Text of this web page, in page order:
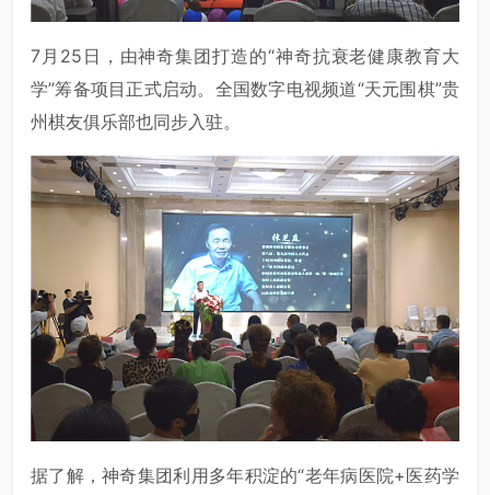
7月25日，由神奇集团打造的“神奇抗衰老健康教育大
学”筹备项目正式启动。全国数字电视频道“天元围棋”贵
州棋友俱乐部也同步入驻。
据了解，神奇集团利用多年积淀的“老年病医院+医药学